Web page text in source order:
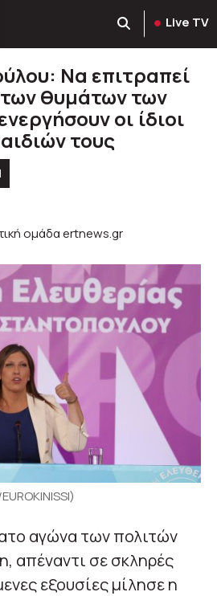
Live TV
Να επιτραπεί
των θυμάτων των
οι ίδιοι
τους
ομάδα ertnews.gr
αγώνα των πολιτών
απέναντι σε σκληρές
εξουσίες μίλησε η